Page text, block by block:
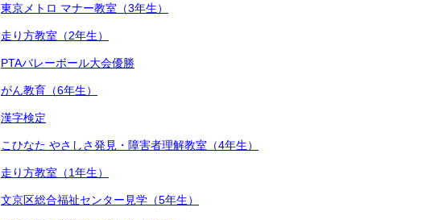
東京メトロ マナー教室（3年生）
走り方教室（2年生）
PTAバレーボール大会優勝
がん教育（6年生）
漢字検定
こひなた やさしさ発見・障害者理解教室（4年生）
走り方教室（1年生）
文京区総合福祉センター見学（5年生）